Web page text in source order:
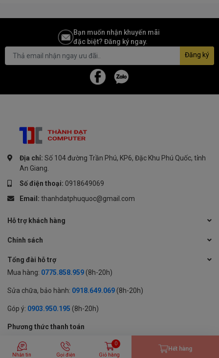
Bạn muốn nhận khuyến mãi
đặc biệt? Đăng ký ngay.
Đăng ký
Địa chỉ: Số 104 đường Trần Phú, KP6, Đặc Khu Phú Quốc, tỉnh
An Giang.
Số điện thoại: 0918649069
Email: thanhdatphuquoc@gmail.com
Hỗ trợ khách hàng
Chính sách
Tổng đài hỗ trợ
Mua hàng: 0775.858.959 (8h-20h)
Sửa chữa, bảo hành: 0918.649.069 (8h-20h)
Góp ý: 0903.950.195 (8h-20h)
Phương thức thanh toán
Nhắn tin Gọi điện
0
Giỏ hàng
Hết hàng